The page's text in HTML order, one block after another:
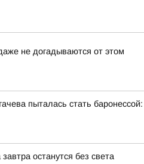
не догадываются от этом
пыталась стать
останутся без света